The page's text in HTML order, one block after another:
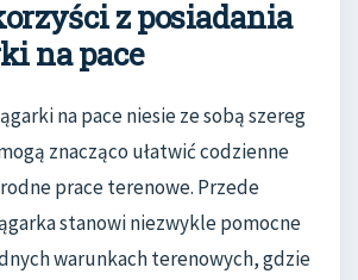
z posiadania
na pace
na pace niesie ze sobą szereg
znacząco ułatwić codzienne
prace terenowe. Przede
stanowi niezwykle pomocne
warunkach terenowych, gdzie